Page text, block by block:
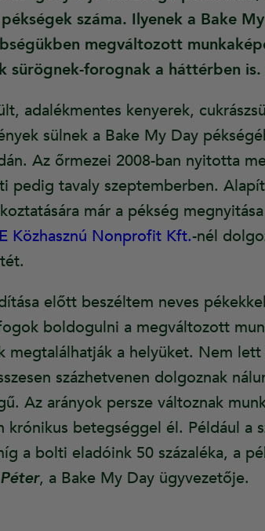
száma. Ilyenek a Bake
megváltozott
sürögnek-forognak a háttérben
adalékmentes kenyerek,
sülnek a Bake My Day
Az őrmezei 2008-ban nyitotta
pedig tavaly szeptemberben.
már a pékség
Közhasznú Nonprofit Kft.-nél
előtt beszéltem neves
boldogulni a megváltozott
megtalálhatják a helyüket. Nem
százhetvenen dolgoznak
Az arányok persze változnak
krónikus betegséggel él. Például a
a bolti eladóink 50 százaléka, a
, a Bake My Day ügyvezetője.